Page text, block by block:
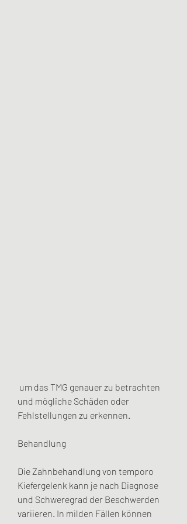
und mögliche Schäden oder
Fehlstellungen zu erkennen.
Behandlung
Die Zahnbehandlung von temporo
Kiefergelenk kann je nach Diagnose
und Schweregrad der Beschwerden
variieren. In milden Fällen können